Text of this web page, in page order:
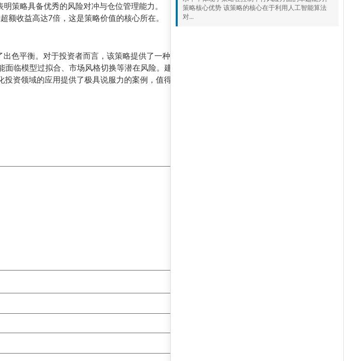
策略具备优秀的风险对冲与仓位管理能力。
额收益高达7倍，这是策略价值的核心所在。
色平衡。对于投资者而言，该策略提供了一种
临模型过拟合、市场风格切换等潜在风险。建议投资者在配置此类策略时，结合
资领域的应用提供了极具说服力的案例，值得深入研究与跟踪。
策略核心优势 该策略的核心在于利用人工智能算法
对...